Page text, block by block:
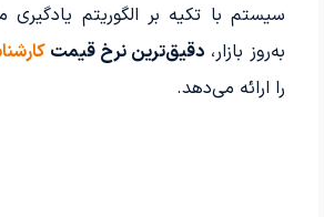
سیستم با تکیه بر الگوریتم
به‌روز بازار، دقیق‌ترین نرخ قیمت
را ارائه می‌دهد.